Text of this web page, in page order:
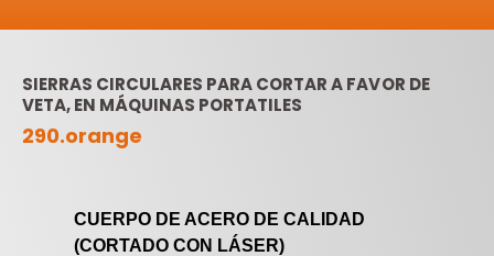
SIERRAS CIRCULARES PARA CORTAR A FAVOR DE
VETA, EN MÁQUINAS PORTATILES
290.orange
CUERPO DE ACERO DE CALIDAD
(CORTADO CON LÁSER)